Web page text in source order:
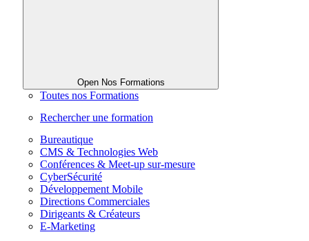
Open Nos Formations
Toutes nos Formations
Rechercher une formation
Bureautique
CMS & Technologies Web
Conférences & Meet-up sur-mesure
CyberSécurité
Développement Mobile
Directions Commerciales
Dirigeants & Créateurs
E-Marketing